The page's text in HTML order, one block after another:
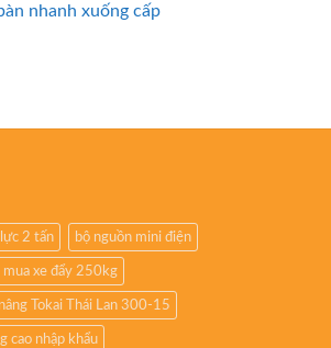
nhanh xuống cấp
2 tấn bộ nguồn mini điện
mua xe đẩy 250kg
Tokai Thái Lan 300-15
cao nhập khẩu